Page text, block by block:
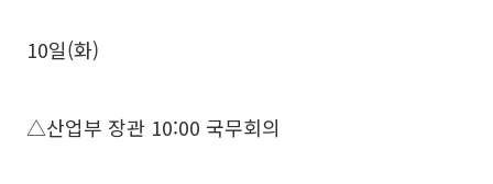
10일(화)
△산업부 장관 10:00 국무회의